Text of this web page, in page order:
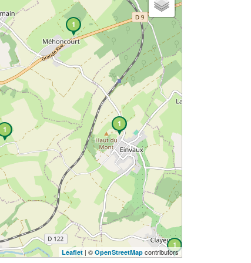
1
1
1
1
Leaflet | © OpenStreetMap contributors